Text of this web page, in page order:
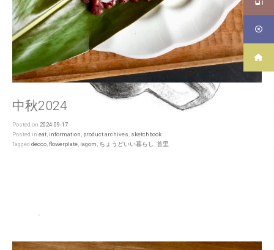
中秋2024
Posted on 2024-09-17
Posted in eat, information, product archives, sketchbook
Tagged decco,flowerplate, lagom, ちょうどいい暮らし,首里